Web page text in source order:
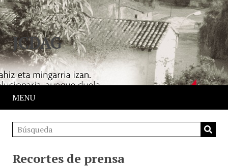
JCDAG
MENU
Recortes de prensa